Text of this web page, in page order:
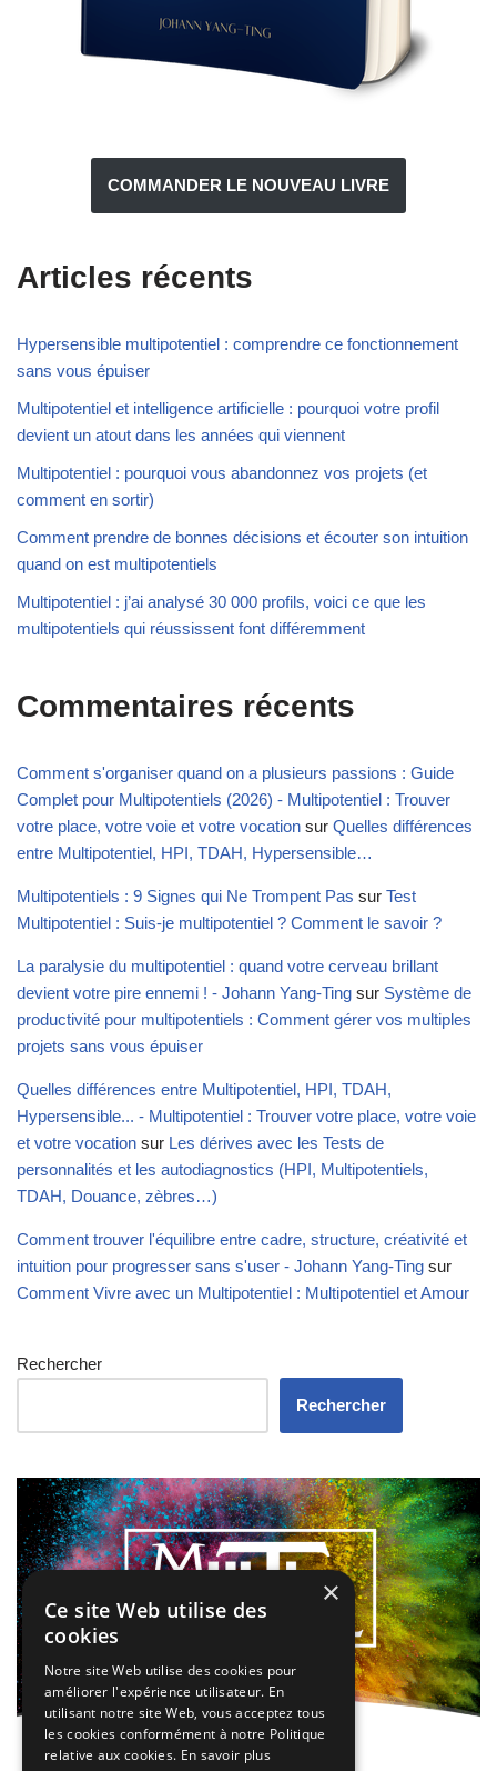
COMMANDER LE NOUVEAU LIVRE
Articles récents
Hypersensible multipotentiel : comprendre ce fonctionnement
sans vous épuiser
Multipotentiel et intelligence artificielle : pourquoi votre profil
devient un atout dans les années qui viennent
Multipotentiel : pourquoi vous abandonnez vos projets (et
comment en sortir)
Comment prendre de bonnes décisions et écouter son intuition
quand on est multipotentiels
Multipotentiel : j’ai analysé 30 000 profils, voici ce que les
multipotentiels qui réussissent font différemment
Commentaires récents
Comment s'organiser quand on a plusieurs passions : Guide
Complet pour Multipotentiels (2026) - Multipotentiel : Trouver
votre place, votre voie et votre vocation sur Quelles différences
entre Multipotentiel, HPI, TDAH, Hypersensible…
Multipotentiels : 9 Signes qui Ne Trompent Pas sur Test
Multipotentiel : Suis-je multipotentiel ? Comment le savoir ?
La paralysie du multipotentiel : quand votre cerveau brillant
devient votre pire ennemi ! - Johann Yang-Ting sur Système de
productivité pour multipotentiels : Comment gérer vos multiples
projets sans vous épuiser
Quelles différences entre Multipotentiel, HPI, TDAH,
Hypersensible... - Multipotentiel : Trouver votre place, votre voie
et votre vocation sur Les dérives avec les Tests de
personnalités et les autodiagnostics (HPI, Multipotentiels,
TDAH, Douance, zèbres…)
Comment trouver l'équilibre entre cadre, structure, créativité et
intuition pour progresser sans s'user - Johann Yang-Ting sur
Comment Vivre avec un Multipotentiel : Multipotentiel et Amour
Rechercher
Rechercher
×
Ce site Web utilise des
cookies
Notre site Web utilise des cookies pour
améliorer l'expérience utilisateur. En
utilisant notre site Web, vous acceptez tous
les cookies conformément à notre Politique
relative aux cookies. En savoir plus